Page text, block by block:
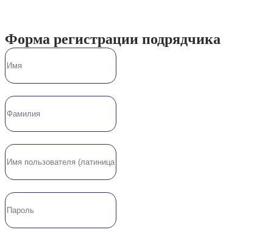
Форма регистрации подрядчика